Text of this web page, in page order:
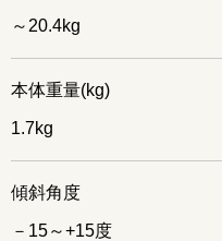
～20.4kg
本体重量(kg)
1.7kg
傾斜角度
－15～+15度